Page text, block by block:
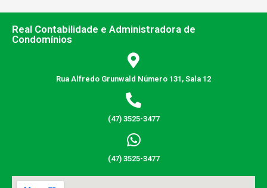
Real Contabilidade e Administradora de
Condomínios
Rua Alfredo Grunwald Número 131, Sala 12
(47) 3525-3477
(47) 3525-3477